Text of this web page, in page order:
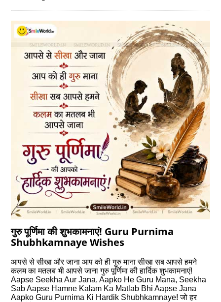
गुरु पूर्णिमा की शुभकामनाएं! Guru Purnima
Shubhkamnaye Wishes
आपसे से सीखा और जाना आप को ही गुरु माना सीखा सब आपसे हमने
कलम का मतलब भी आपसे जाना गुरु पूर्णिमा की हार्दिक शुभकामनाएं!
Aapse Seekha Aur Jana, Aapko He Guru Mana, Seekha
Sab Aapse Hamne Kalam Ka Matlab Bhi Aapse Jana
Aapko Guru Purnima Ki Hardik Shubhkamnaye! जो हर